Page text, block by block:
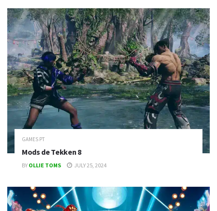
GAMES PT
Mods de Tekken 8
BY OLLIE TOMS JULY 25, 2024